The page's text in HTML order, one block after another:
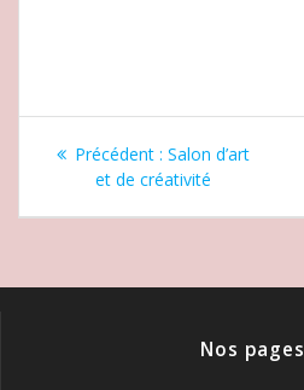
Navigation
Précédent : Article
précédent
Salon d’art
et de créativité
Nos pages